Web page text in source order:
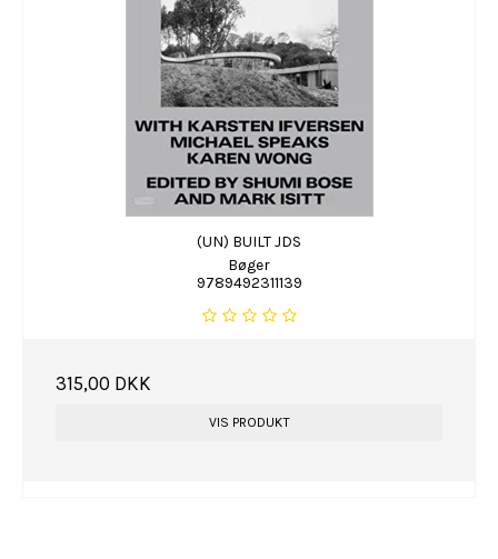
(UN) BUILT JDS
Bøger
9789492311139
315,00 DKK
VIS PRODUKT